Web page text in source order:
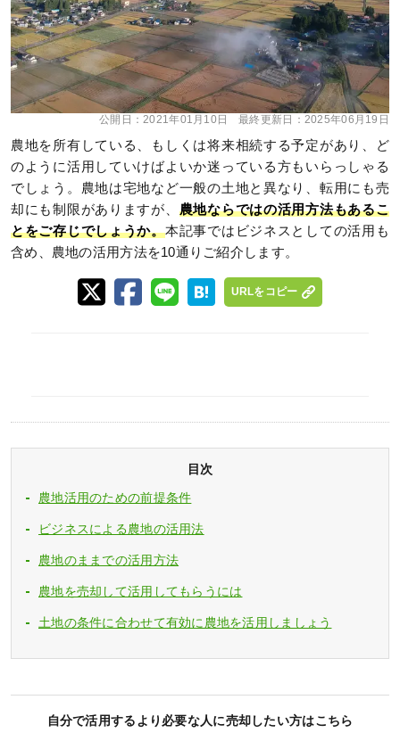
公開日：2021年01月10日 最終更新日： 2025年06月19日
農地を所有している、もしくは将来相続する予定があり、ど
のように活用していけばよいか迷っている方もいらっしゃる
でしょう。農地は宅地など一般の土地と異なり、転用にも売
却にも制限がありますが、 農地ならではの活用方法もあるこ
とをご存じでしょうか。本記事ではビジネスとしての活用も
含め、農地の活用方法を10通りご紹介します。
URLをコピー
目次
農地活用のための前提条件
ビジネスによる農地の活用法
農地のままでの活用方法
農地を売却して活用してもらうには
土地の条件に合わせて有効に農地を活用しましょう
自分で活用するより必要な人に売却したい方はこちら